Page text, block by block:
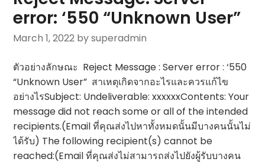
error: ‘550 “Unknown User”
March 1, 2022 by superadmin
ตัวอย่างลักษณะ Reject Message : Server error : ‘550
“Unknown User” สาเหตุเกิดจากอะไรและควรแก้ไข
อย่างไรSubject: Undeliverable: xxxxxxContents: Your
message did not reach some or all of the intended
recipients.(Email ที่คุณส่งไปหาทั้งหมดนั้นมีบางคนนั้นไม่
ได้รับ) The following recipient(s) cannot be
reached:(Email ที่คุณส่งไม่สามารถส่งไปยังผู้รับบางคน